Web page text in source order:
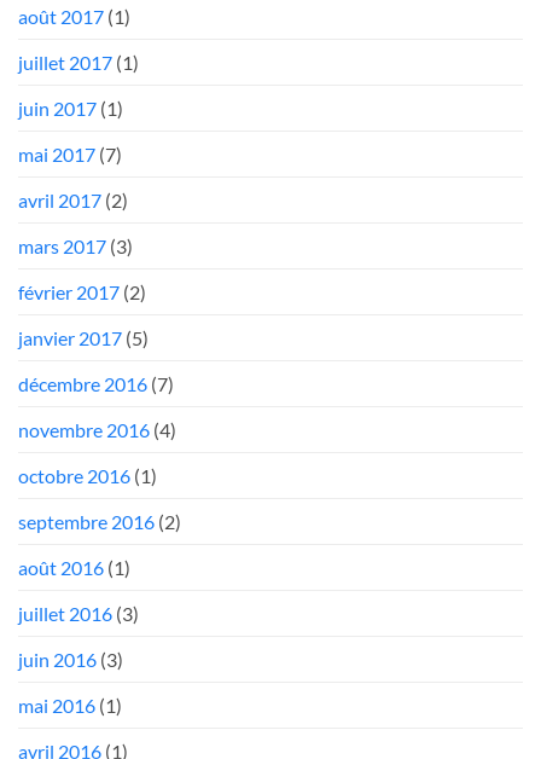
août 2017 (1)
juillet 2017 (1)
juin 2017 (1)
mai 2017 (7)
avril 2017 (2)
mars 2017 (3)
février 2017 (2)
janvier 2017 (5)
décembre 2016 (7)
novembre 2016 (4)
octobre 2016 (1)
septembre 2016 (2)
août 2016 (1)
juillet 2016 (3)
juin 2016 (3)
mai 2016 (1)
avril 2016 (1)